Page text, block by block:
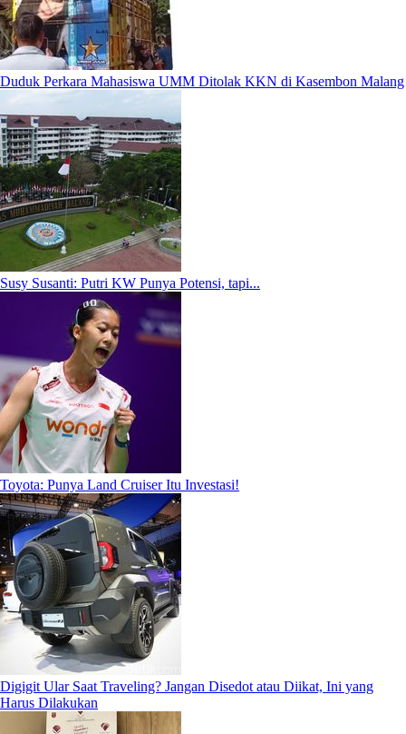
Duduk Perkara Mahasiswa UMM Ditolak KKN di Kasembon Malang
Susy Susanti: Putri KW Punya Potensi, tapi...
Toyota: Punya Land Cruiser Itu Investasi!
Digigit Ular Saat Traveling? Jangan Disedot atau Diikat, Ini yang
Harus Dilakukan